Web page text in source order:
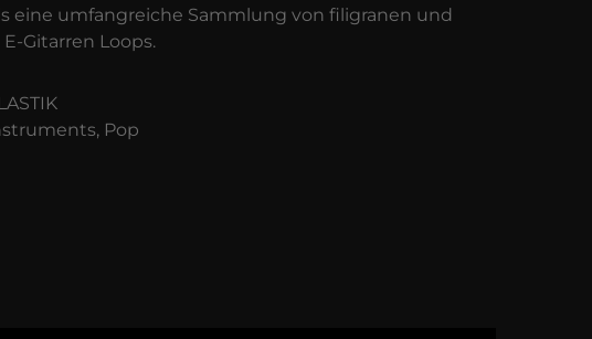
eine umfangreiche Sammlung von filigranen und
Gitarren Loops.
Pop